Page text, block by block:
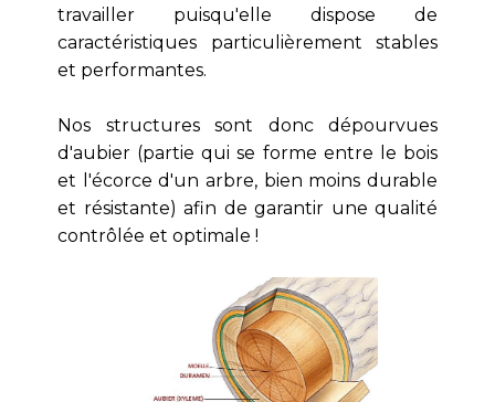
travailler puisqu'elle dispose de
caractéristiques particulièrement stables
et performantes.
Nos structures sont donc dépourvues
d'aubier (partie qui se forme entre le bois
et l'écorce d'un arbre, bien moins durable
et résistante) afin de garantir une qualité
contrôlée et optimale !